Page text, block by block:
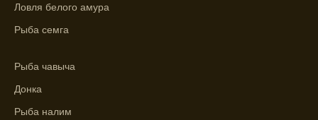
представление о том, когда и где клюет
рыба.
помощью прогноза клева.
для рыбной ловли, согласно прогнозу
Ловля белого амура
Рыба семга
Рыба чавыча
Донка
Рыба налим